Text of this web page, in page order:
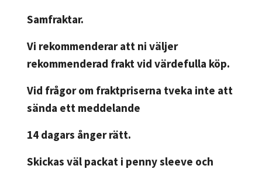
Samfraktar.
Vi rekommenderar att ni väljer
rekommenderad frakt vid värdefulla köp.
Vid frågor om fraktpriserna tveka inte att
sända ett meddelande
14 dagars ånger rätt.
Skickas väl packat i penny sleeve och